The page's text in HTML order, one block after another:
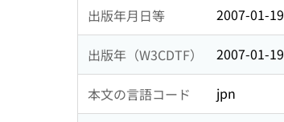
出版年月日等 2007-01-19
出版年（W3CDTF） 2007-01-19
本文の言語コード jpn